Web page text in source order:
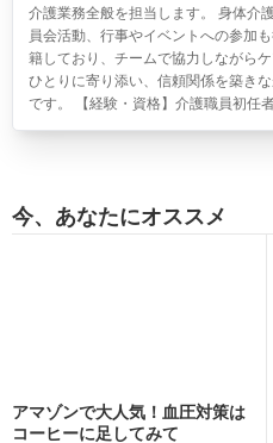
介護業務全般を担当します。 身体介
員会活動、行事やイベントへの参加
籍しており、チームで協力しながら
ひとりに寄り添い、信頼関係を築き
です。 【経験・資格】介護職員初任
今、あなたにオススメ
アマゾンで大人気！血圧対策は
コーヒーに足してみて